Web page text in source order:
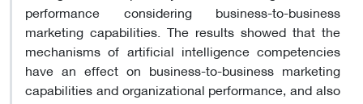
performance considering business-to-business
marketing capabilities. The results showed that the
mechanisms of artificial intelligence competencies
have an effect on business-to-business marketing
capabilities and organizational performance, and also